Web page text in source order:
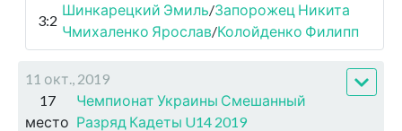
3:2
Шинкарецкий Эмиль/Запорожец Никита
Чмихаленко Ярослав/Колойденко Филипп
11 окт., 2019
17
место
Чемпионат Украины Смешанный
Разряд Кадеты U14 2019